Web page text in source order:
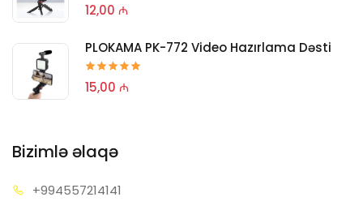
12,00 ₼
PLOKAMA PK-772 Video Hazırlama Dəsti
15,00 ₼
Bizimlə əlaqə
+994557214141